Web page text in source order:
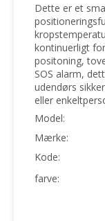
Dette er et
kontinuerligt
positoning,
SOS alarm,
udendørs
eller
Model:
Mærke:
Kode:
farve: